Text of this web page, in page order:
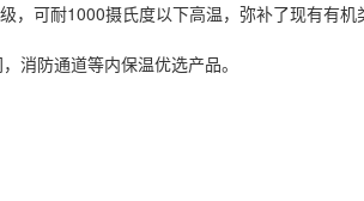
，可耐1000摄氏度以下高温，弥补了现有有机
防通道等内保温优选产品。